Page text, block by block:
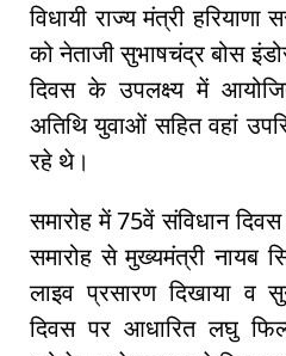
विधायी राज्य मंत्री
को नेताजी सुभाषचंद्र बोस
दिवस के उपलक्ष्य में
अतिथि युवाओं सहित वहां
रहे थे।
समारोह में 75वें संविधान
समारोह से मुख्यमंत्री नायब
लाइव प्रसारण दिखाया व
दिवस पर आधारित लघु